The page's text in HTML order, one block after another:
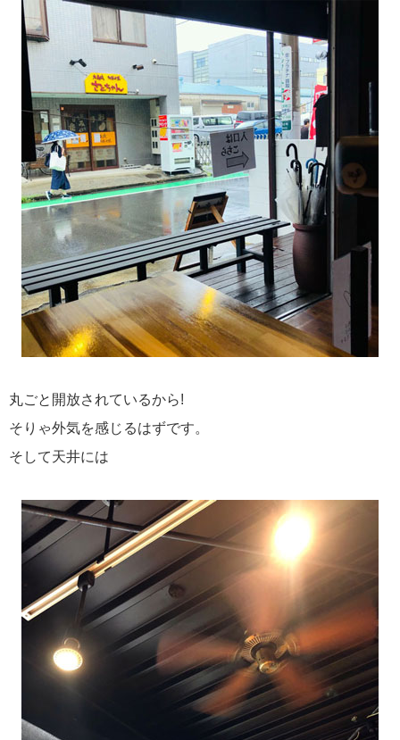
丸ごと開放されているから!
そりゃ外気を感じるはずです。
そして天井には